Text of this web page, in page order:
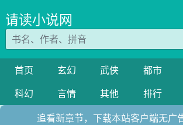
请读小说网
首页 玄幻 武侠 都市
科幻
言情 其他 排行
追看新章节，下载本站客户端无广